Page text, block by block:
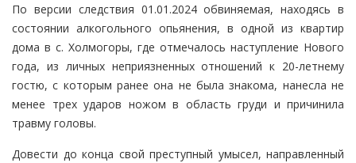
По версии следствия 01.01.2024 обвиняемая, находясь в
состоянии алкогольного опьянения, в одной из квартир
дома в с. Холмогоры, где отмечалось наступление Нового
года, из личных неприязненных отношений к 20-летнему
гостю, с которым ранее она не была знакома, нанесла не
менее трех ударов ножом в область груди и причинила
травму головы.
Довести до конца свой преступный умысел, направленный